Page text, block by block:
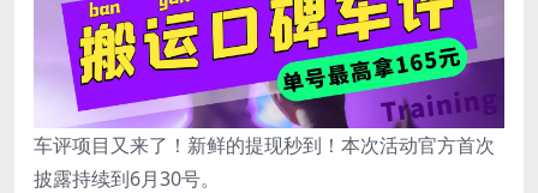
车评项目又来了！新鲜的提现秒到！本次活动官方首次
披露持续到6月30号。